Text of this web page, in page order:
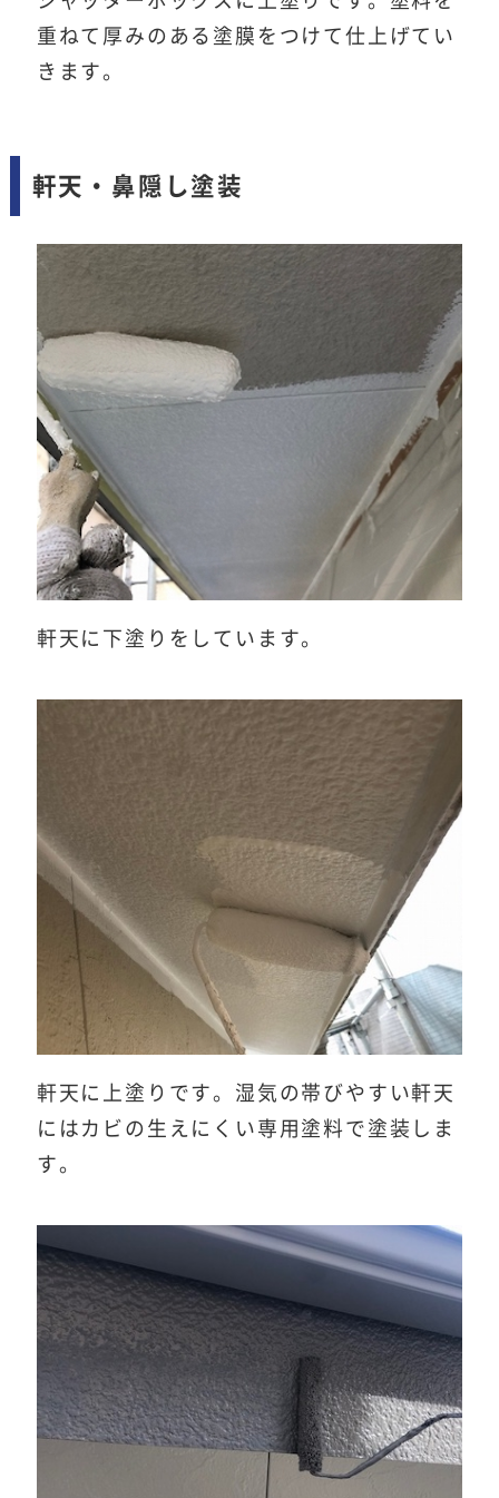
重ねて厚みのある塗膜をつけて仕上げてい
きます。
軒天・鼻隠し塗装
軒天に下塗りをしています。
軒天に上塗りです。湿気の帯びやすい軒天
にはカビの生えにくい専用塗料で塗装しま
す。